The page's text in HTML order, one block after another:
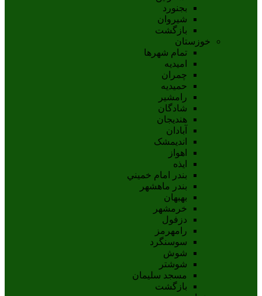
بجنورد
شيروان
بازگشت
خوزستان
تمام شهر‌ها
امیدیه
چمران
حمیدیه
رامشیر
شادگان
هندیجان
آبادان
انديمشک
اهواز
ايذه
بندر امام خميني
بندر ماهشهر
بهبهان
خرمشهر
دزفول
رامهرمز
سوسنگرد
شوش
شوشتر
مسجد سليمان
بازگشت